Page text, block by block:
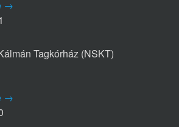
→
Tagkórház (NSKT)
→